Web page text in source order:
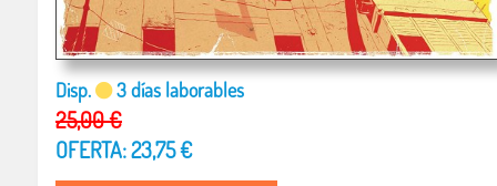
Disp. 3 días laborables
25,00 €
OFERTA: 23,75 €